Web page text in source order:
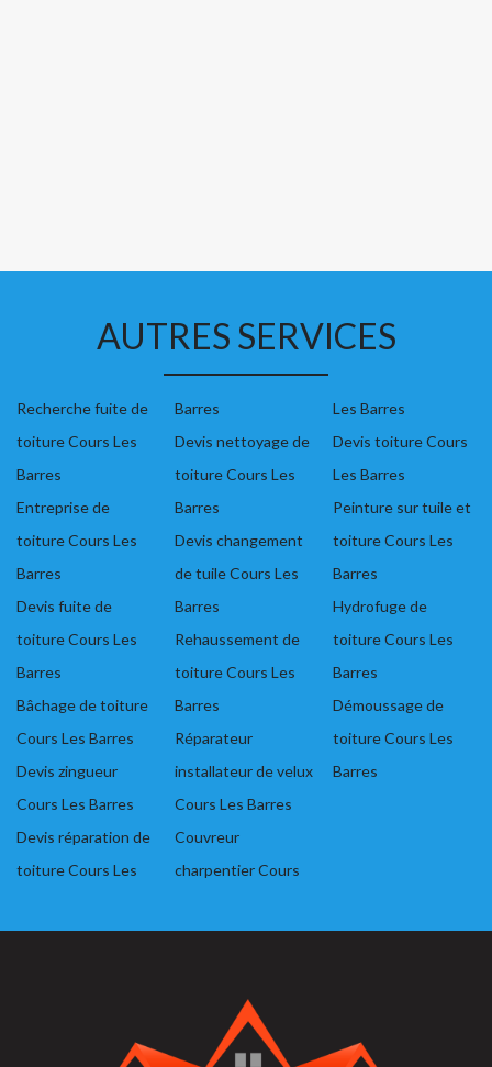
AUTRES SERVICES
Recherche fuite de
toiture Cours Les
Barres
Entreprise de
toiture Cours Les
Barres
Devis fuite de
toiture Cours Les
Barres
Bâchage de toiture
Cours Les Barres
Devis zingueur
Cours Les Barres
Devis réparation de
toiture Cours Les
Barres
Devis nettoyage de
toiture Cours Les
Barres
Devis changement
de tuile Cours Les
Barres
Rehaussement de
toiture Cours Les
Barres
Réparateur
installateur de velux
Cours Les Barres
Couvreur
charpentier Cours
Les Barres
Devis toiture Cours
Les Barres
Peinture sur tuile et
toiture Cours Les
Barres
Hydrofuge de
toiture Cours Les
Barres
Démoussage de
toiture Cours Les
Barres